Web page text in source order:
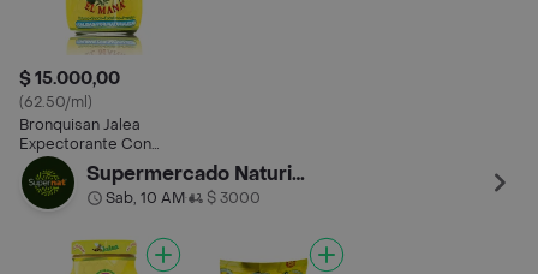
$ 15.000,00
(62.50/ml)
Bronquisan Jalea
Expectorante Con
Totumo
Supermercado Naturista
Sab, 10 AM• $ 3000